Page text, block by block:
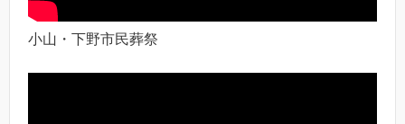
小山・下野市民葬祭